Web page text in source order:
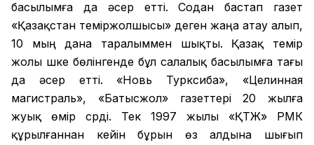
басылымға да әсер етті. Содан бастап газет
«Қазақстан теміржолшысы» деген жаңа атау алып,
10 мың дана таралыммен шықты. Қазақ темір
жолы үшке бөлінгенде бұл салалық басылымға тағы
да әсер етті. «Новь Турксиба», «Целинная
магистраль», «Батысжол» газеттері 20 жылға
жуық өмір сүрді. Тек 1997 жылы «ҚТЖ» РМК
құрылғаннан кейін бұрын өз алдына шығып